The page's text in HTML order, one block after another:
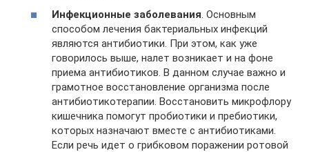
Инфекционные заболевания. Основным
способом лечения бактериальных инфекций
являются антибиотики. При этом, как уже
говорилось выше, налет возникает и на фоне
приема антибиотиков. В данном случае важно и
грамотное восстановление организма после
антибиотикотерапии. Восстановить микрофлору
кишечника помогут пробиотики и пребиотики,
которых назначают вместе с антибиотиками.
Если речь идет о грибковом поражении ротовой